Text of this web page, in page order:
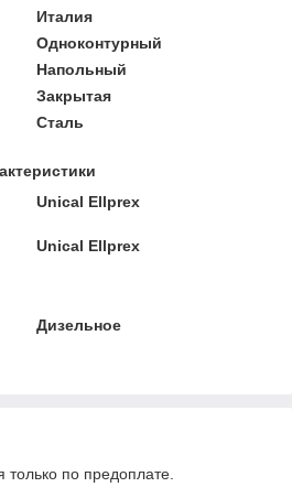
Италия
Одноконтурный
Напольный
Закрытая
Сталь
Unical Ellprex
Unical Ellprex
Дизельное
только по предоплате.